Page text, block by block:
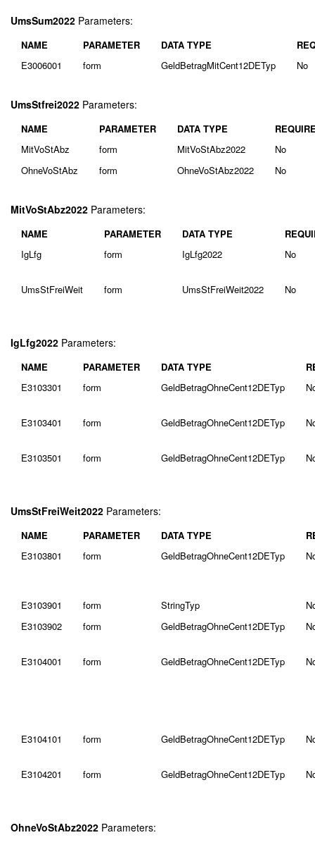
UmsSum2022 Parameters:
NAME PARAMETER DATA TYPE
E3006001
form GeldBetragMitCent12DETyp No
UmsStfrei2022 Parameters:
NAME PARAMETER DATA TYPE
MitVoStAbz
form MitVoStAbz2022
No
OhneVoStAbz
form OhneVoStAbz2022 No
MitVoStAbz2022 Parameters:
NAME PARAMETER DATA TYPE
IgLfg
form IgLfg2022 No
UmsStFreiWeit form UmsStFreiWeit2022 No
IgLfg2022 Parameters:
NAME PARAMETER DATA TYPE
E3103301
form GeldBetragOhneCent12DETyp
E3103401 form GeldBetragOhneCent12DETyp
E3103501 form GeldBetragOhneCent12DETyp
UmsStFreiWeit2022 Parameters:
NAME PARAMETER DATA TYPE
E3103801
form GeldBetragOhneCent12DETyp
E3103901 form StringTyp
E3103902
form GeldBetragOhneCent12DETyp
E3104001 form GeldBetragOhneCent12DETyp
E3104101 form GeldBetragOhneCent12DETyp
E3104201 form GeldBetragOhneCent12DETyp
OhneVoStAbz2022 Parameters: